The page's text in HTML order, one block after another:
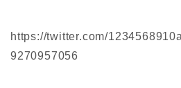
https://twitter.com/
9270957056